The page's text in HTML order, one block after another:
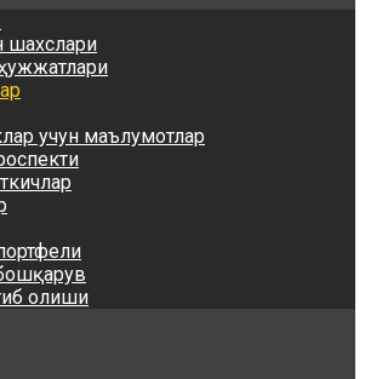
шахслари
учун маълумотлар
олиши